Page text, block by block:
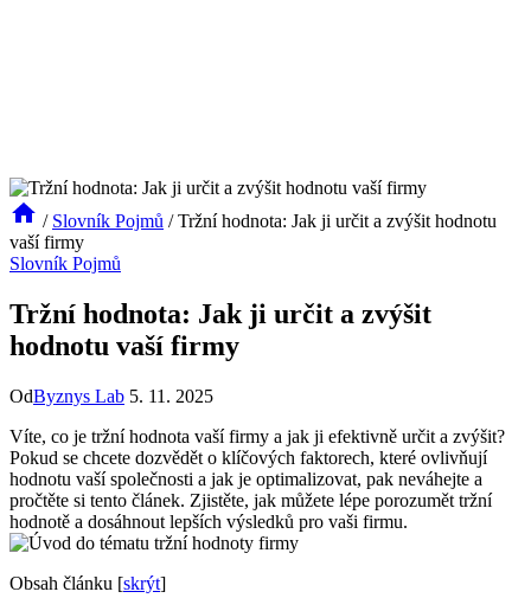
/ Slovník Pojmů / Tržní hodnota: Jak ji určit a zvýšit hodnotu
vaší firmy
Slovník Pojmů
Tržní hodnota: Jak ji určit a zvýšit
hodnotu vaší firmy
OdByznys Lab 5. 11. 2025
Víte, co je tržní hodnota vaší firmy a jak ji efektivně určit a zvýšit?
Pokud se chcete dozvědět o klíčových faktorech, které ovlivňují
hodnotu vaší společnosti a jak je optimalizovat, pak neváhejte a
pročtěte si tento článek. Zjistěte, jak můžete lépe porozumět tržní
hodnotě a dosáhnout lepších výsledků pro vaši firmu.
Obsah článku [skrýt]